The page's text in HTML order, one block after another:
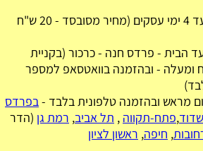
שליח עד הבית - עד 4 ימי עסקים (מחיר מסובסד - 20 ש"ח
הבית - פרדס חנה - כרכור (בקניית
מראש ובהזמנה טלפונית בלבד -בפרדס
,פתח-תקווה , תל אביב, רמת גן (הדר
, חיפה, ראשון לציון